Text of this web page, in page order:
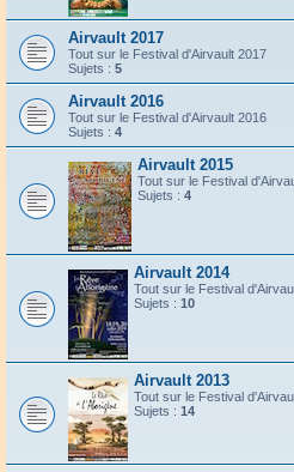
Airvault 2017
Tout sur le Festival d'Airvault 2017
Sujets : 5
Airvault 2016
Tout sur le Festival d'Airvault 2016
Sujets : 4
Airvault 2015
Tout sur le Festival
Sujets : 4
Airvault 2014
Tout sur le Festival
Sujets : 10
Airvault 2013
Tout sur le Festival
Sujets : 14